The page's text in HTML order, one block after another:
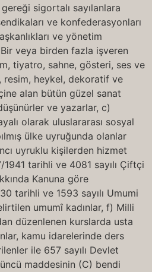
sigortalı sayılanlara
ve konfederasyonları
ve yönetim
veya birden fazla işveren
tiyatro, sahne, gösteri, ses ve
resim, heykel, dekoratif ve
alan bütün güzel sanat
ve yazarlar, c)
olarak uluslararası sosyal
ülke uyruğunda olanlar
uyruklu kişilerden hizmet
tarihli ve 4081 sayılı Çiftçi
Kanuna göre
tarihli ve 1593 sayılı Umumi
umumî kadınlar, f) Milli
düzenlenen kurslarda usta
kamu idarelerinde ders
ile 657 sayılı Devlet
maddesinin (C) bendi